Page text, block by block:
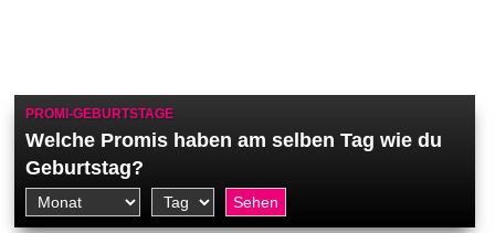
PROMI-GEBURTSTAGE
Welche Promis haben am selben Tag wie du
Geburtstag?